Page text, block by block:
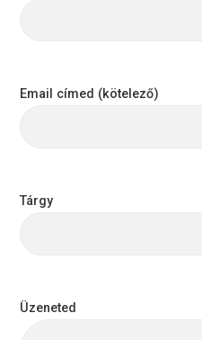
Email címed (kötelező)
Tárgy
Üzeneted